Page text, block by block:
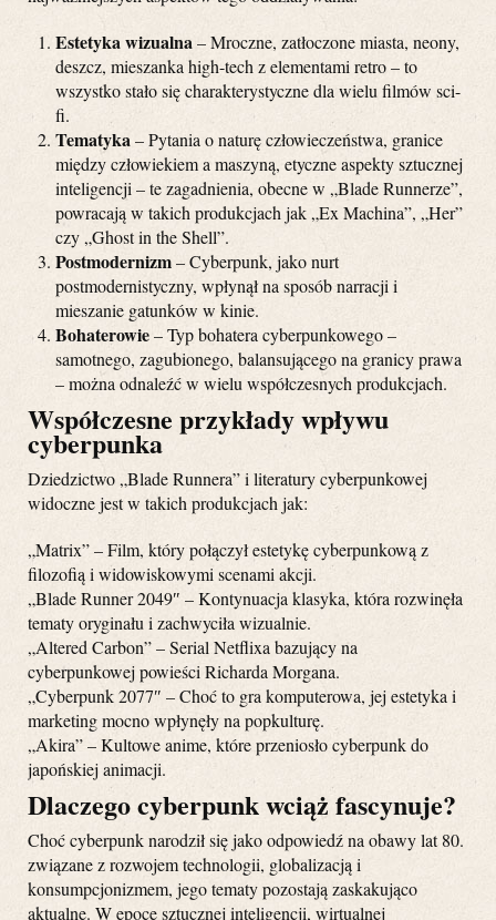
Estetyka wizualna– Mroczne, zatłoczone miasta, neony,
deszcz, mieszanka high-tech z elementami retro – to
wszystko stało się charakterystyczne dla wielu filmów sci-
fi.
Tematyka– Pytania o naturę człowieczeństwa, granice
między człowiekiem a maszyną, etyczne aspekty sztucznej
inteligencji – te zagadnienia, obecne w „Blade Runnerze”,
powracają w takich produkcjach jak „Ex Machina”, „Her”
czy „Ghost in the Shell”.
Postmodernizm– Cyberpunk, jako nurt
postmodernistyczny, wpłynął na sposób narracji i
mieszanie gatunków w kinie.
Bohaterowie– Typ bohatera cyberpunkowego –
samotnego, zagubionego, balansującego na granicy prawa
– można odnaleźć w wielu współczesnych produkcjach.
Współczesne przykłady wpływu
cyberpunka
Dziedzictwo „Blade Runnera” i literatury cyberpunkowej
widoczne jest w takich produkcjach jak:
„Matrix” – Film, który połączył estetykę cyberpunkową z
filozofią i widowiskowymi scenami akcji.
„Blade Runner 2049″ – Kontynuacja klasyka, która rozwinęła
tematy oryginału i zachwyciła wizualnie.
„Altered Carbon” – Serial Netflixa bazujący na
cyberpunkowej powieści Richarda Morgana.
„Cyberpunk 2077″ – Choć to gra komputerowa, jej estetyka i
marketing mocno wpłynęły na popkulturę.
„Akira” – Kultowe anime, które przeniosło cyberpunk do
japońskiej animacji.
Dlaczego cyberpunk wciąż fascynuje?
Choć cyberpunk narodził się jako odpowiedź na obawy lat 80.
związane z rozwojem technologii, globalizacją i
konsumpcjonizmem, jego tematy pozostają zaskakująco
aktualne. W epoce sztucznej inteligencji, wirtualnej